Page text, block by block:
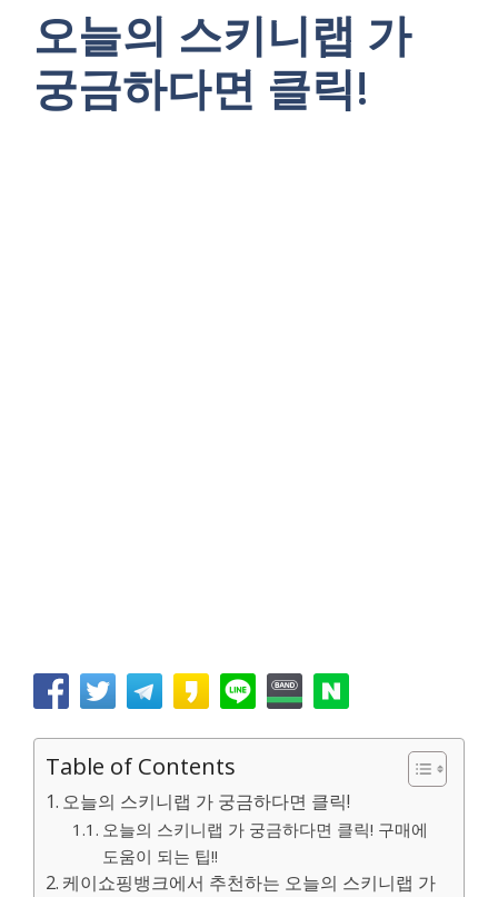
오늘의 스키니랩 가
궁금하다면 클릭!
Table of Contents
오늘의 스키니랩 가 궁금하다면 클릭!
오늘의 스키니랩 가 궁금하다면 클릭! 구매에
도움이 되는 팁!!
케이쇼핑뱅크에서 추천하는 오늘의 스키니랩 가